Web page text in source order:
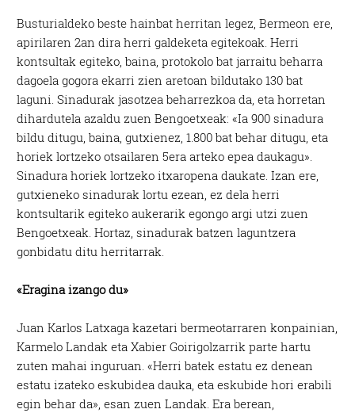
Busturialdeko beste hainbat herritan legez, Bermeon ere,
apirilaren 2an dira herri galdeketa egitekoak. Herri
kontsultak egiteko, baina, protokolo bat jarraitu beharra
dagoela gogora ekarri zien aretoan bildutako 130 bat
laguni. Sinadurak jasotzea beharrezkoa da, eta horretan
dihardutela azaldu zuen Bengoetxeak: «Ia 900 sinadura
bildu ditugu, baina, gutxienez, 1.800 bat behar ditugu, eta
horiek lortzeko otsailaren 5era arteko epea daukagu».
Sinadura horiek lortzeko itxaropena daukate. Izan ere,
gutxieneko sinadurak lortu ezean, ez dela herri
kontsultarik egiteko aukerarik egongo argi utzi zuen
Bengoetxeak. Hortaz, sinadurak batzen laguntzera
gonbidatu ditu herritarrak.
«Eragina izango du»
Juan Karlos Latxaga kazetari bermeotarraren konpainian,
Karmelo Landak eta Xabier Goirigolzarrik parte hartu
zuten mahai inguruan. «Herri batek estatu ez denean
estatu izateko eskubidea dauka, eta eskubide hori erabili
egin behar da», esan zuen Landak. Era berean,